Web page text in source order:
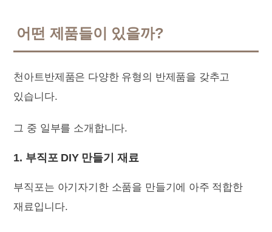
어떤 제품들이 있을까?
천아트반제품은 다양한 유형의 반제품을 갖추고
있습니다.
그 중 일부를 소개합니다.
1. 부직포 DIY 만들기 재료
부직포는 아기자기한 소품을 만들기에 아주 적합한
재료입니다.